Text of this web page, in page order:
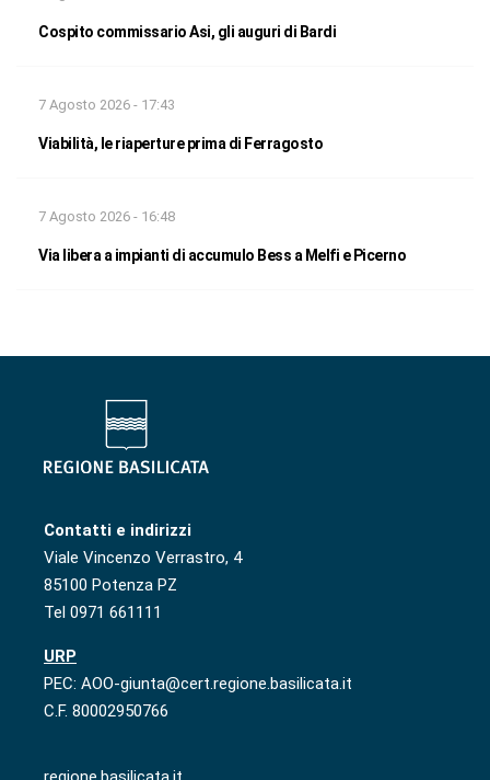
Cospito commissario Asi, gli auguri di Bardi
7 Agosto 2026 - 17:43
Viabilità, le riaperture prima di Ferragosto
7 Agosto 2026 - 16:48
Via libera a impianti di accumulo Bess a Melfi e Picerno
Contatti e indirizzi
Viale Vincenzo Verrastro, 4
85100 Potenza PZ
Tel 0971 661111
URP
PEC: AOO-giunta@cert.regione.basilicata.it
C.F. 80002950766